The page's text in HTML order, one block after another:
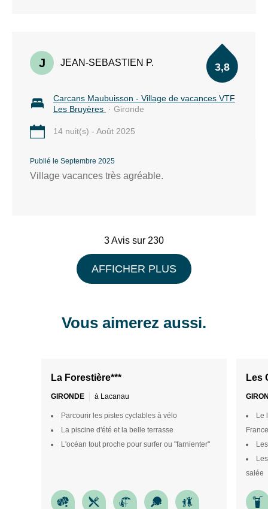
J JEAN-SEBASTIEN P.
Carcans Maubuisson - Village de vacances VTF
Les Bruyères · Gironde
14 nuit(s) - Août 2025
Publié le Septembre 2025
Village vacances très agréable.
3,8
3 Avis sur 230
AFFICHER PLUS
Vous aimerez aussi.
21
La Forestière***
GIRONDE à Lacanau
Parcourir les pistes cyclables à vélo
La piscine d'été et la belle terrasse
L'océan tout proche pour surfer ou "farnienter"
Les
Le
France
salée